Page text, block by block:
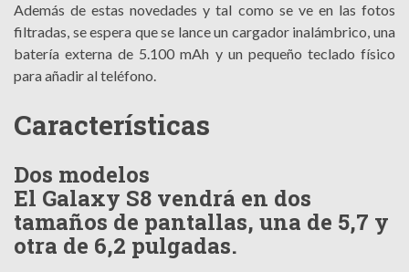
Además de estas novedades y tal como se ve en las fotos
filtradas, se espera que se lance un cargador inalámbrico, una
batería externa de 5.100 mAh y un pequeño teclado físico
para añadir al teléfono.
Características
Dos modelos
El Galaxy S8 vendrá en dos
tamaños de pantallas, una de 5,7 y
otra de 6,2 pulgadas.